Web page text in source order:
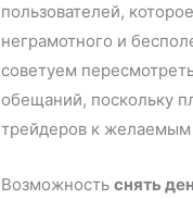
пользователей,
неграмотного и
советуем
обещаний, поскольку
трейдеров к желаемым
Возможностьснять